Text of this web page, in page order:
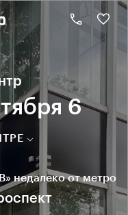
6
недалеко от метро